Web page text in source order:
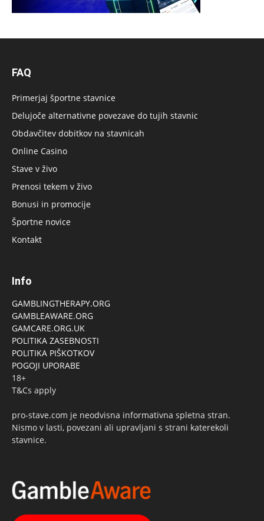
FAQ
Primerjaj športne stavnice
Delujoče alternativne povezave do tujih stavnic
Obdavčitev dobitkov na stavnicah
Online Casino
Stave v živo
Prenosi tekem v živo
Bonusi in promocije
Športne novice
Kontakt
Info
GAMBLINGTHERAPY.ORG
GAMBLEAWARE.ORG
GAMCARE.ORG.UK
POLITIKA ZASEBNOSTI
POLITIKA PIŠKOTKOV
POGOJI UPORABE
18+
T&Cs apply
pro-stave.com je neodvisna informativna spletna stran.
Nismo v lasti, povezani ali upravljani s strani katerekoli
stavnice.